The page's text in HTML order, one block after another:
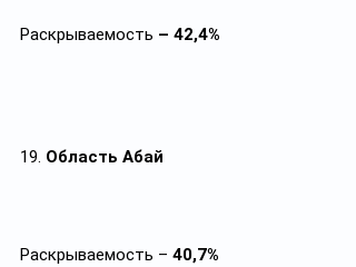
Раскрываемость – 42,4%
19. Область Абай
Раскрываемость – 40,7%